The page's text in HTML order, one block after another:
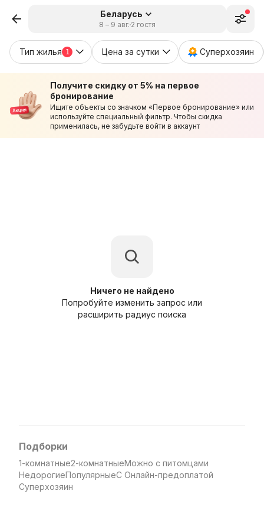
Беларусь
8 – 9 авг. 2 гостя
Тип жилья 1 Цена за сутки Суперхозяин
Получите скидку от 5% на первое
бронирование
Ищите объекты со значком «Первое бронирование» или
используйте специальный фильтр. Чтобы скидка
применилась, не забудьте войти в аккаунт
Ничего не найдено
Попробуйте изменить запрос или
расширить радиус поиска
Подборки
1-комнатные2-комнатныеМожно с питомцами
НедорогиеПопулярныеС Онлайн-предоплатой
Суперхозяин